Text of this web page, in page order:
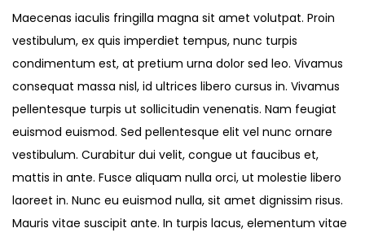
Maecenas iaculis fringilla magna sit amet volutpat. Proin
vestibulum, ex quis imperdiet tempus, nunc turpis
condimentum est, at pretium urna dolor sed leo. Vivamus
consequat massa nisl, id ultrices libero cursus in. Vivamus
pellentesque turpis ut sollicitudin venenatis. Nam feugiat
euismod euismod. Sed pellentesque elit vel nunc ornare
vestibulum. Curabitur dui velit, congue ut faucibus et,
mattis in ante. Fusce aliquam nulla orci, ut molestie libero
laoreet in. Nunc eu euismod nulla, sit amet dignissim risus.
Mauris vitae suscipit ante. In turpis lacus, elementum vitae